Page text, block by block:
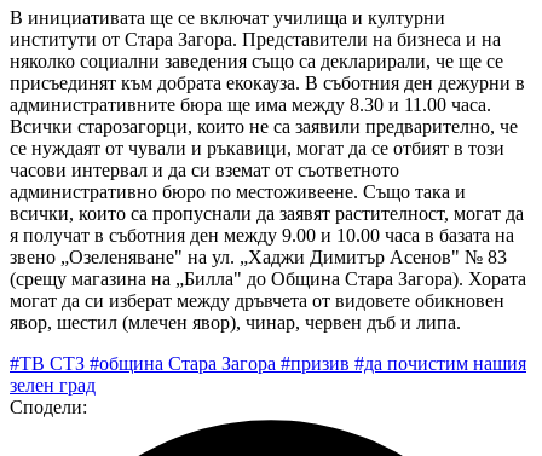
В инициативата ще се включат училища и културни
институти от Стара Загора. Представители на бизнеса и на
няколко социални заведения също са декларирали, че ще се
присъединят към добрата екокауза. В съботния ден дежурни в
административните бюра ще има между 8.30 и 11.00 часа.
Всички старозагорци, които не са заявили предварително, че
се нуждаят от чували и ръкавици, могат да се отбият в този
часови интервал и да си вземат от съответното
административно бюро по местоживеене. Също така и
всички, които са пропуснали да заявят растителност, могат да
я получат в съботния ден между 9.00 и 10.00 часа в базата на
звено „Озеленяване" на ул. „Хаджи Димитър Асенов" № 83
(срещу магазина на „Билла" до Община Стара Загора). Хората
могат да си изберат между дръвчета от видовете обикновен
явор, шестил (млечен явор), чинар, червен дъб и липа.
#ТВ СТЗ #община Стара Загора #призив #да почистим нашия
зелен град
Сподели: